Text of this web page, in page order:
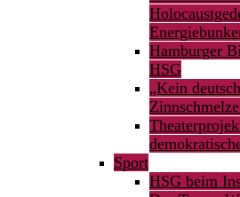
Hamburger
HSG
„Kein
Sport
HSG beim